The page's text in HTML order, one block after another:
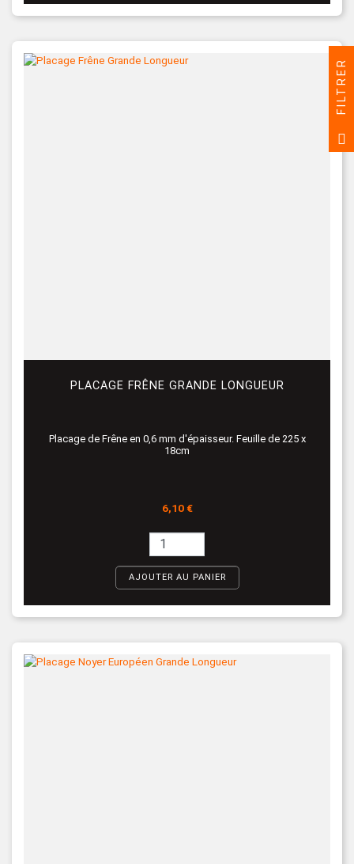
PLACAGE FRÊNE GRANDE LONGUEUR
Placage de Frêne en 0,6 mm d'épaisseur. Feuille de 225 x
18cm
Prix
6,10 €
AJOUTER AU PANIER
FILTRER